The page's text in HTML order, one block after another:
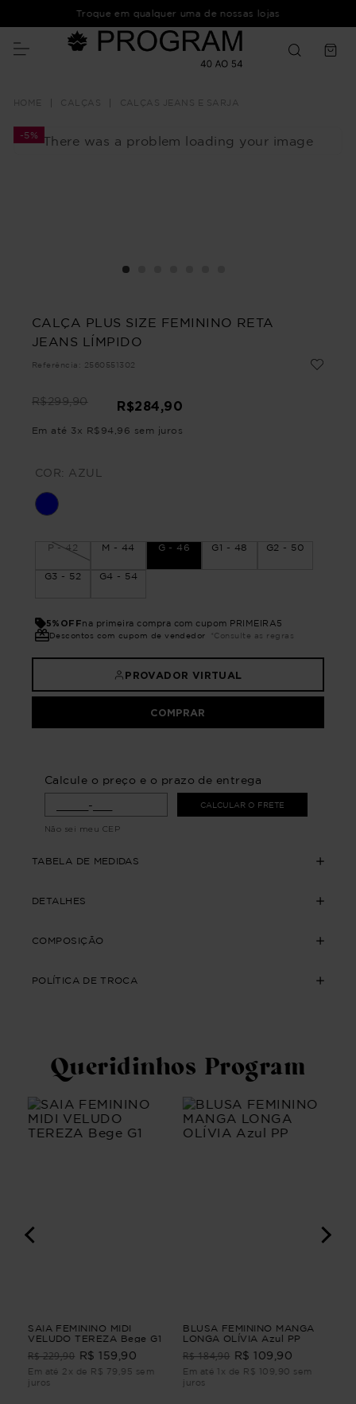
Troque em qualquer uma de nossas lojas
CALÇAS CALÇAS JEANS E SARJA
There was a problem loading your image
-5%
CALÇA PLUS SIZE FEMININO RETA
JEANS LÍMPIDO
Referência : 2560551302
R$299,90 R$284,90
Em até 3x R$ 94 96 sem juros
COR: AZUL
P - 42 M - 44 G - 46 G1 - 48 G2 - 50
G3 - 52 G4 - 54
5%OFFna primeira compra com cupom PRIMEIRA5
Descontos com cupom de vendedor *Consulte as regras
PROVADOR VIRTUAL
COMPRAR
Calcule o preço e o prazo de entrega
CALCULAR O FRETE
Não sei meu CEP
TABELA DE MEDIDAS
DETALHES
COMPOSIÇÃO
POLÍTICA DE TROCA
Queridinhos Program
SAIA FEMININO MIDI
VELUDO TEREZA Bege G1
R$ 229,90 R$ 159,90
Em até 2x de R$ 79,95 sem
juros
BLUSA FEMININO MANGA
LONGA OLÍVIA Azul PP
R$ 184,90 R$ 109,90
Em até 1x de R$ 109,90 sem
juros